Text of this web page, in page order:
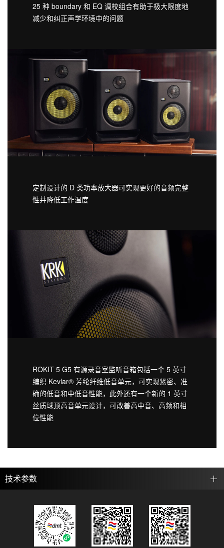
25 种 boundary 和 EQ 调校组合有助于极大限度地
减少和纠正声学环境中的问题
定制设计的 D 类功率放大器可实现更好的音频完整
性并降低工作温度
ROKIT 5 G5 有源录音室监听音箱包括一个 5 英寸
编织 Kevlar® 芳纶纤维低音单元，可实现紧密、准
确的低音和中低音性能，此外还有一个新的 1 英寸
丝质球顶高音单元设计，可改善高中音、高频和相
位性能
技术参数